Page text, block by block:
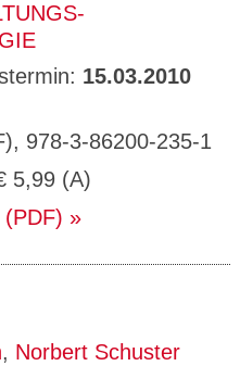
15.03.2010
978-3-86200-235-1
5,99 (A)
, Norbert Schuster